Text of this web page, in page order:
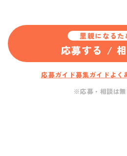
里親になるた
応募する /
応募ガイド募集ガイド よく
※応募・相談は